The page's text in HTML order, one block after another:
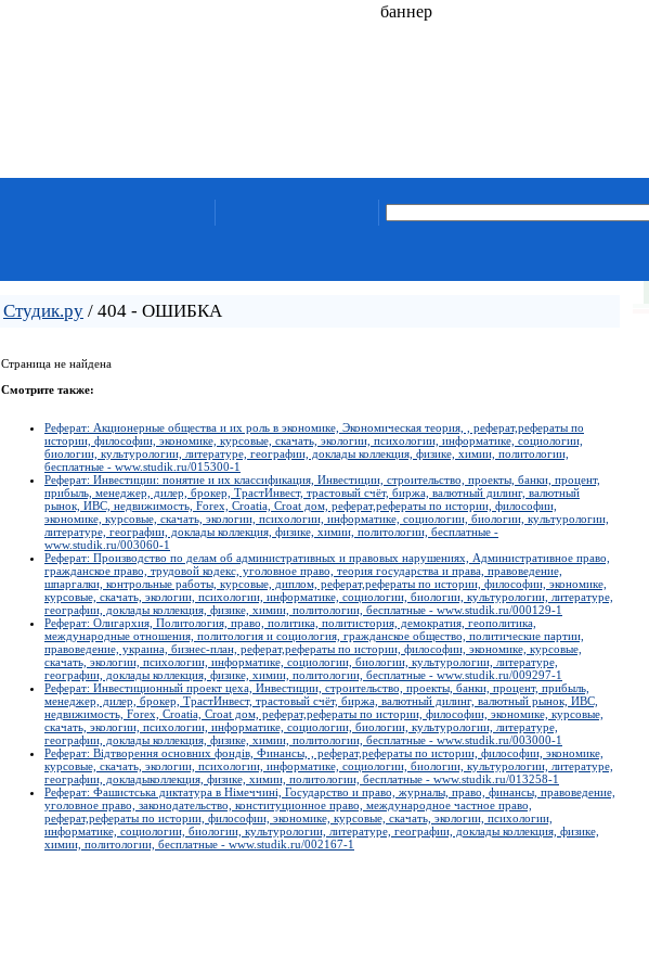
баннер
Студик.ру / 404 - ОШИБКА
Страница не найдена
Смотрите также:
Реферат: Акционерные общества и их роль в экономике, Экономическая теория, , реферат,рефераты по
истории, философии, экономике, курсовые, скачать, экологии, психологии, информатике, социологии,
биологии, культурологии, литературе, географии, доклады коллекция, физике, химии, политологии,
бесплатные - www.studik.ru/015300-1
Реферат: Инвестиции: понятие и их классификация, Инвестиции, строительство, проекты, банки, процент,
прибыль, менеджер, дилер, брокер, ТрастИнвест, трастовый счёт, биржа, валютный дилинг, валютный
рынок, ИВС, недвижимость, Forex, Croatia, Croat дом, реферат,рефераты по истории, философии,
экономике, курсовые, скачать, экологии, психологии, информатике, социологии, биологии, культурологии,
литературе, географии, доклады коллекция, физике, химии, политологии, бесплатные -
www.studik.ru/003060-1
Реферат: Производство по делам об административных и правовых нарушениях, Административное право,
гражданское право, трудовой кодекс, уголовное право, теория государства и права, правоведение,
шпаргалки, контрольные работы, курсовые, диплом, реферат,рефераты по истории, философии, экономике,
курсовые, скачать, экологии, психологии, информатике, социологии, биологии, культурологии, литературе,
географии, доклады коллекция, физике, химии, политологии, бесплатные - www.studik.ru/000129-1
Реферат: Олигархия, Политология, право, политика, политистория, демократия, геополитика,
международные отношения, политология и социология, гражданское общество, политические партии,
правоведение, украина, бизнес-план, реферат,рефераты по истории, философии, экономике, курсовые,
скачать, экологии, психологии, информатике, социологии, биологии, культурологии, литературе,
географии, доклады коллекция, физике, химии, политологии, бесплатные - www.studik.ru/009297-1
Реферат: Инвестиционный проект цеха, Инвестиции, строительство, проекты, банки, процент, прибыль,
менеджер, дилер, брокер, ТрастИнвест, трастовый счёт, биржа, валютный дилинг, валютный рынок, ИВС,
недвижимость, Forex, Croatia, Croat дом, реферат,рефераты по истории, философии, экономике, курсовые,
скачать, экологии, психологии, информатике, социологии, биологии, культурологии, литературе,
географии, доклады коллекция, физике, химии, политологии, бесплатные - www.studik.ru/003000-1
Реферат: Відтворення основних фондів, Финансы, , реферат,рефераты по истории, философии, экономике,
курсовые, скачать, экологии, психологии, информатике, социологии, биологии, культурологии, литературе,
географии, докладыколлекция, физике, химии, политологии, бесплатные - www.studik.ru/013258-1
Реферат: Фашистська диктатура в Німеччині, Государство и право, журналы, право, финансы, правоведение,
уголовное право, законодательство, конституционное право, международное частное право,
реферат,рефераты по истории, философии, экономике, курсовые, скачать, экологии, психологии,
информатике, социологии, биологии, культурологии, литературе, географии, доклады коллекция, физике,
химии, политологии, бесплатные - www.studik.ru/002167-1